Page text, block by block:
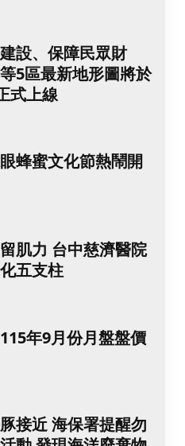
設、保障民眾財
5區最新地形圖將於
式上線
蜂蜜文化節熱鬧開
肌力 台中慈濟醫院
五支柱
年9月份月盤盤價
接近 海保署提醒勿